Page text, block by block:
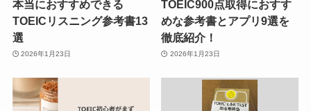
本当におすすめできる
TOEICリスニング参考書13
選
2026年1月23日
TOEIC900点取得におすす
めな参考書とアプリ9選を
徹底紹介！
2026年1月23日